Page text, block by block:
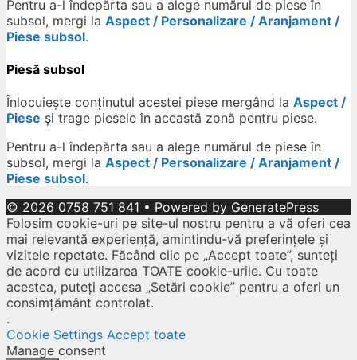
Pentru a-l îndepărta sau a alege numărul de piese în
subsol, mergi la Aspect / Personalizare / Aranjament /
Piese subsol.
Piesă subsol
Înlocuiește conținutul acestei piese mergând la Aspect /
Piese și trage piesele în această zonă pentru piese.
Pentru a-l îndepărta sau a alege numărul de piese în
subsol, mergi la Aspect / Personalizare / Aranjament /
Piese subsol.
© 2026 0758 751 841 • Powered by GeneratePress
Folosim cookie-uri pe site-ul nostru pentru a vă oferi cea
mai relevantă experiență, amintindu-vă preferințele și
vizitele repetate. Făcând clic pe „Accept toate”, sunteți
de acord cu utilizarea TOATE cookie-urile. Cu toate
acestea, puteți accesa „Setări cookie” pentru a oferi un
consimțământ controlat.
.
Cookie Settings Accept toate
Manage consent